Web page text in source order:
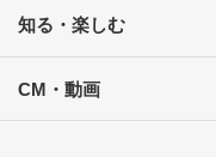
知る・楽しむ
CM・動画